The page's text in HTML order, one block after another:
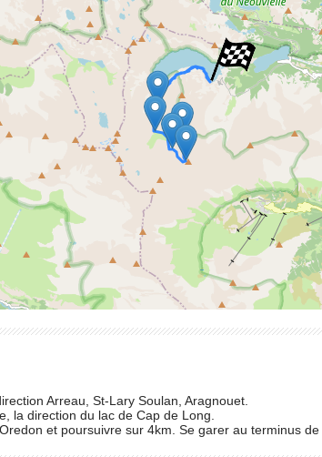
Arreau, St-Lary Soulan, Aragnouet.
la direction du lac de Cap de Long.
et poursuivre sur 4km. Se garer au terminus